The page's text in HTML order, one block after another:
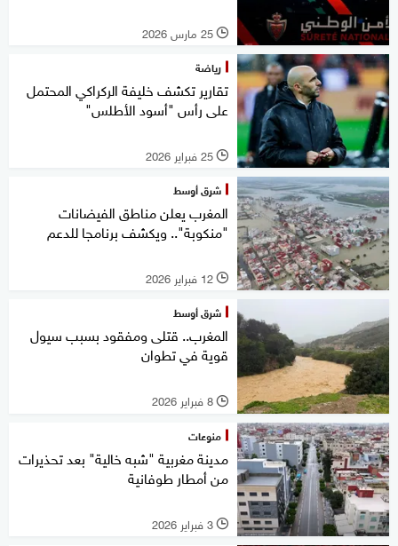
l 25 مارس 2026
رياضة
تقارير تكشف خليفة الركراكي المحتمل
على رأس "أسود الأطلس"
l 25 فبراير 2026
شرق أوسط
المغرب يعلن مناطق الفيضانات
"منكوبة".. ويكشف برنامجا للدعم
l 12 فبراير 2026
شرق أوسط
المغرب.. قتلى ومفقود بسبب سيول
قوية في تطوان
l 8 فبراير 2026
منوعات
مدينة مغربية "شبه خالية" بعد تحذيرات
من أمطار طوفانية
l 3 فبراير 2026